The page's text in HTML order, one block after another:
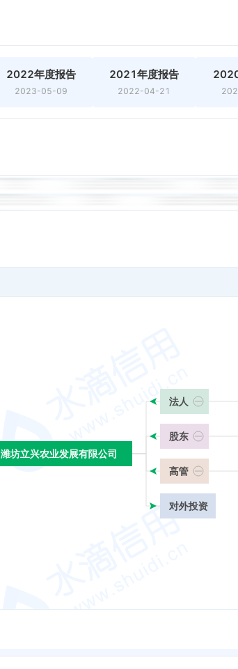
2022年度报告
2023-05-09
2021年度报告
2022-04-21
潍坊立兴农业发展有限公司
潍坊立兴农业发展有限公司
法人
股东
高管
对外投资